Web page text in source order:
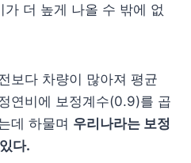
더 높게 나올 수 밖에 없
보다 차량이 많아져 평균
연비에 보정계수(0.9)를 곱
데 하물며 우리나라는 보정
다.